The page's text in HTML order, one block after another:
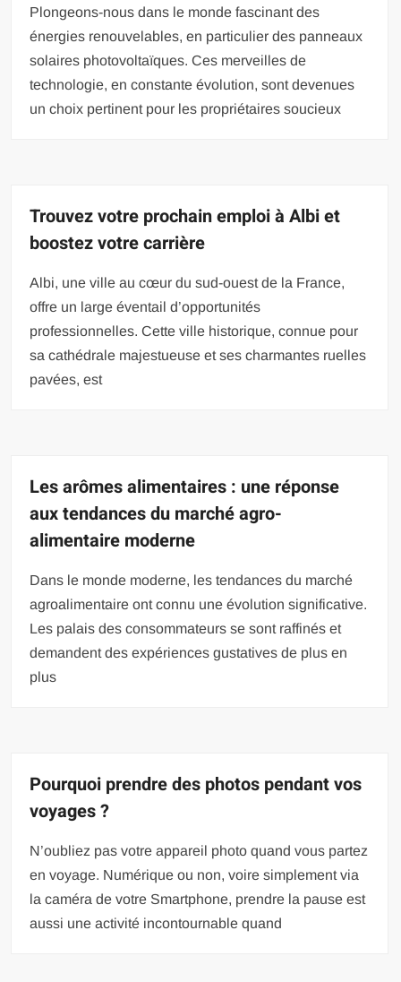
Plongeons-nous dans le monde fascinant des
énergies renouvelables, en particulier des panneaux
solaires photovoltaïques. Ces merveilles de
technologie, en constante évolution, sont devenues
un choix pertinent pour les propriétaires soucieux
Trouvez votre prochain emploi à Albi et
boostez votre carrière
Albi, une ville au cœur du sud-ouest de la France,
offre un large éventail d’opportunités
professionnelles. Cette ville historique, connue pour
sa cathédrale majestueuse et ses charmantes ruelles
pavées, est
Les arômes alimentaires : une réponse
aux tendances du marché agro-
alimentaire moderne
Dans le monde moderne, les tendances du marché
agroalimentaire ont connu une évolution significative.
Les palais des consommateurs se sont raffinés et
demandent des expériences gustatives de plus en
plus
Pourquoi prendre des photos pendant vos
voyages ?
N’oubliez pas votre appareil photo quand vous partez
en voyage. Numérique ou non, voire simplement via
la caméra de votre Smartphone, prendre la pause est
aussi une activité incontournable quand